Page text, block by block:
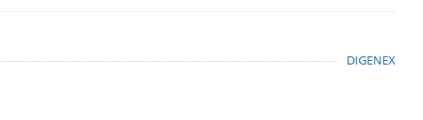
DIGENEX